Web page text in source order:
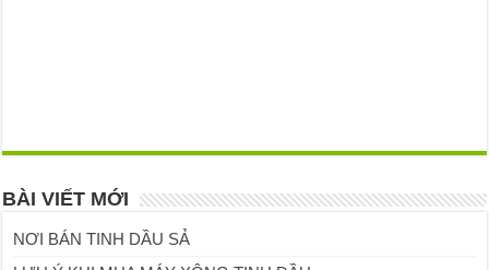
BÀI VIẾT MỚI
NƠI BÁN TINH DẦU SẢ